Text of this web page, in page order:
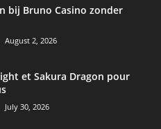
bij Bruno Casino zonder
August 2, 2026
et Sakura Dragon pour
July 30, 2026